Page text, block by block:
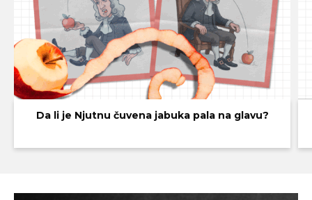
Da li je Njutnu čuvena jabuka pala na glavu?